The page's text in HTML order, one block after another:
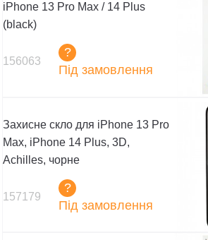
iPhone 13 Pro Max / 14 Plus
(black)
156063
?
Під замовлення
Захисне скло для iPhone 13 Pro
Max, iPhone 14 Plus, 3D,
Achilles, чорне
157179
?
Під замовлення